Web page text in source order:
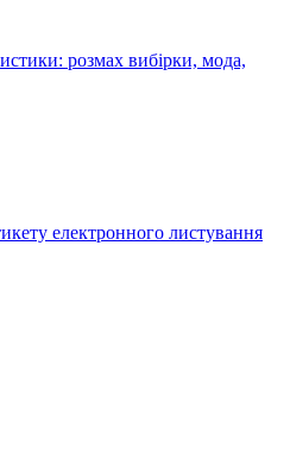
розмах вибірки, мода,
електронного листування